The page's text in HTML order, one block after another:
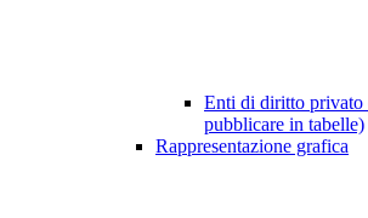
Enti di diritto privato
pubblicare in tabelle)
Rappresentazione grafica